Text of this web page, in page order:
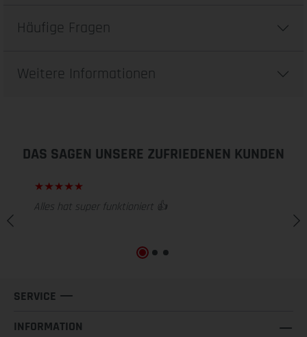
Häufige Fragen
Weitere Informationen
DAS SAGEN UNSERE ZUFRIEDENEN KUNDEN
Alles hat super funktioniert 👍
SERVICE
INFORMATION